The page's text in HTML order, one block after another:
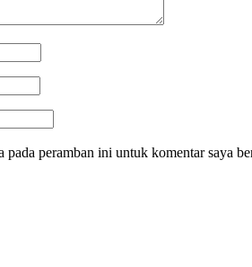
pada peramban ini untuk komentar saya